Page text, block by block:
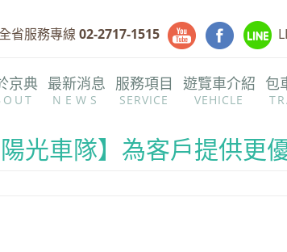
省服務專線 02-2717-1515
京典 最新消息
NEWS
服務項目
SERVICE
遊覽車介紹
VEHICLE
包
中
光車隊】為客戶提供更